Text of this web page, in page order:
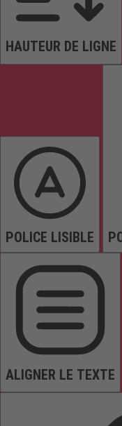
HAUTEUR DE LIGNE
POLICE LISIBLE
ALIGNER LE TEXTE